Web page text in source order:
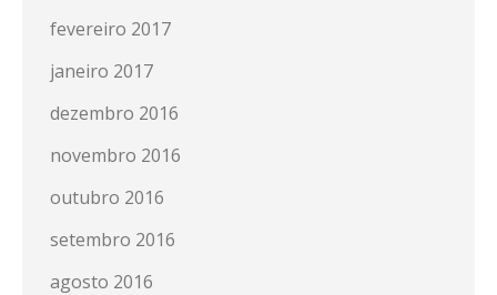
fevereiro 2017
janeiro 2017
dezembro 2016
novembro 2016
outubro 2016
setembro 2016
agosto 2016